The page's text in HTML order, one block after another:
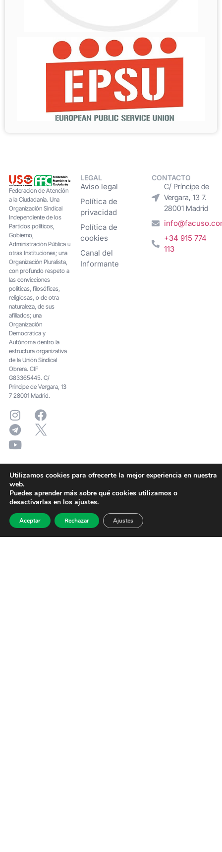
Federacion de Atención
a la Ciudadanía. Una
Organización Sindical
Independiente de los
Partidos políticos,
Gobierno,
Administración Pública u
otras Instituciones; una
Organización Pluralista,
con profundo respeto a
las convicciones
políticas, filosóficas,
religiosas, o de otra
naturaleza, de sus
afiliados; una
Organización
Democrática y
Autónoma dentro la
estructura organizativa
de la Unión Sindical
Obrera. CIF
G83365445. C/
Principe de Vergara, 13
7 28001 Madrid.
LEGAL
Aviso legal
Política de
privacidad
Política de
cookies
Canal del
Informante
CONTACTO
C/ Príncipe de
Vergara, 13 7.
28001 Madrid
+34 915 774
113
Utilizamos cookies para ofrecerte la mejor experiencia en nuestra
web.
Puedes aprender más sobre qué cookies utilizamos o
desactivarlas en los ajustes.
Aceptar Rechazar Ajustes